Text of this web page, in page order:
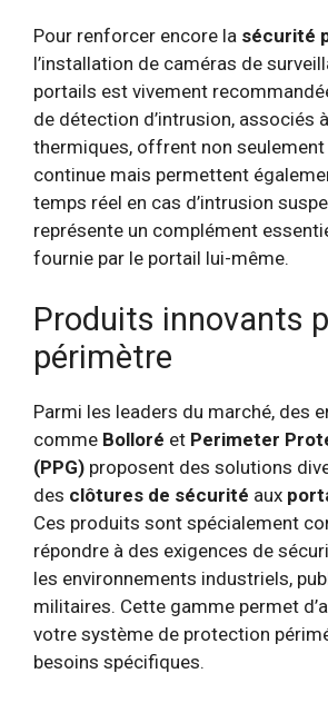
Pour renforcer encore la sécurité
l’installation de caméras de
portails est vivement
de détection d’intrusion, associés
thermiques, offrent non
continue mais permettent
temps réel en cas d’intrusion
représente un complément
fournie par le portail lui-même.
Produits innovants
périmètre
Parmi les leaders du marché, des
comme Bolloré et Perimeter
(PPG) proposent des solutions
des clôtures de sécurité aux
Ces produits sont spécialement
répondre à des exigences de
les environnements industriels,
militaires. Cette gamme permet
votre système de protection
besoins spécifiques.